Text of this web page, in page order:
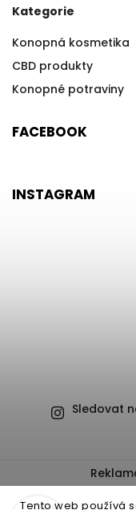
Tento web používá
Kategorie
Konopná kosmetika
CBD produkty
Konopné potraviny
FACEBOOK
INSTAGRAM
Sledovat
Obchodní